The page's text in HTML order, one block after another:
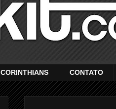
CORINTHIANS CONTATO